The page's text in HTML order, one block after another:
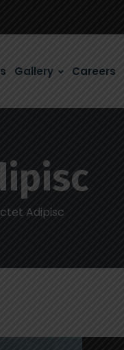
Gallery Careers
Adipisc